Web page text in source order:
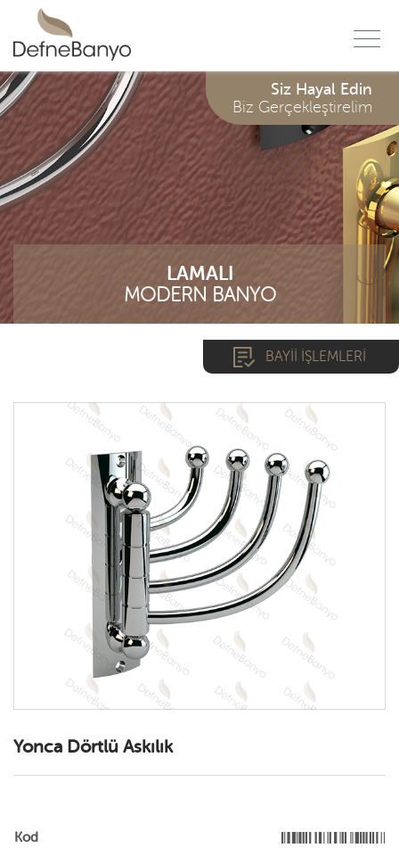
LAMALI
MODERN BANYO
Siz Hayal Edin
Biz Gerçekleştirelim
BAYİİ İŞLEMLERİ
GİRİŞ YAP
Yonca Dörtlü Askılık
Kod